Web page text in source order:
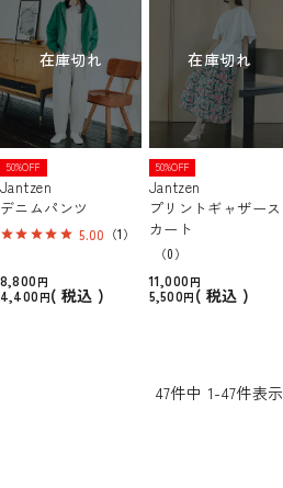
在庫切れ
50%OFF
Jantzen
デニムパンツ
5.00 （1）
8,800
4,400
税込
在庫切れ
50%OFF
Jantzen
プリントギャザース
カート
（0）
11,000
5,500
税込
47件中 1-47件表示